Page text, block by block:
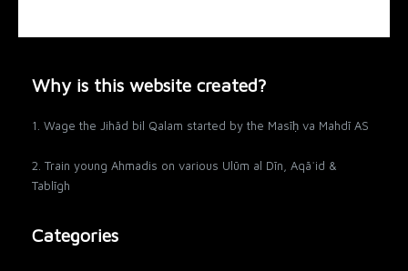
Why is this website created?
1. Wage the Jihād bil Qalam started by the Masīḥ va Mahdī AS
2. Train young Ahmadis on various Ulūm al Dīn, Aqāʾid &
Tablīgh
Categories